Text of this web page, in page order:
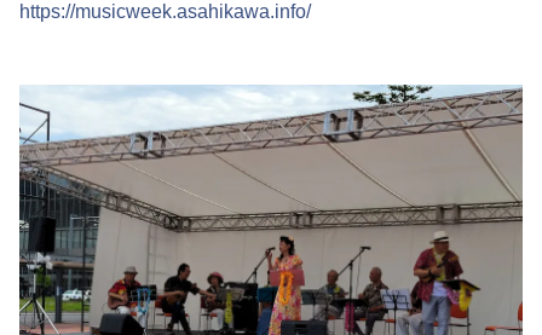
https://musicweek.asahikawa.info/